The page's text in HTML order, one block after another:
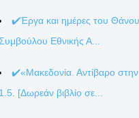
✔️Έργα και ημέρες του
Εθνικής Α...
✔️«Μακεδονία. Αντίβαρο στην
1.5. [Δωρεάν βιβλίο σε...